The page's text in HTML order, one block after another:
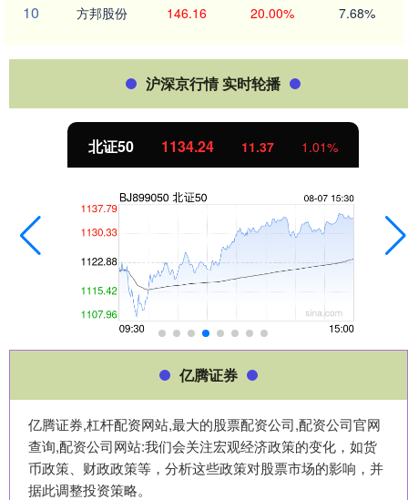
10 方邦股份 146.16 20.00% 7.68%
沪深京行情 实时轮播
北证50 1134.24 11.37 1.01%
亿腾证券
亿腾证券,杠杆配资网站,最大的股票配资公司,配资公司官网
查询,配资公司网站:我们会关注宏观经济政策的变化，如货
币政策、财政政策等，分析这些政策对股票市场的影响，并
据此调整投资策略。